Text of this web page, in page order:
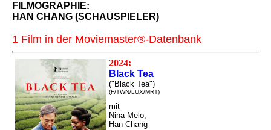
FILMOGRAPHIE:
HAN CHANG (SCHAUSPIELER)
1 Film in der Moviemaster®-Datenbank
2024:
Black Tea
("Black Tea")
(F/TWN/LUX/MRT)
mit
Nina Melo,
Han Chang